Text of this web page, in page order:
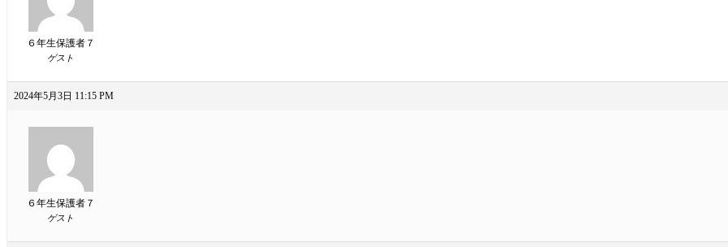
６年生保護者７
ゲスト
2024年5月3日 11:15 PM
６年生保護者７
ゲスト